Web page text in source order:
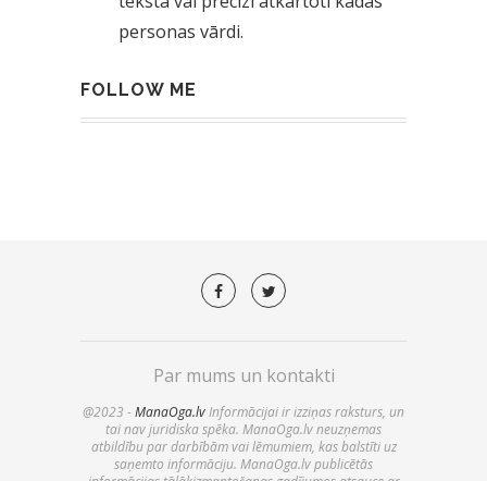
personas vārdi.
FOLLOW ME
Par mums un kontakti
@2023 - ManaOga.lvInformācijai ir izziņas raksturs, un
tai nav juridiska spēka. ManaOga.lv neuzņemas
atbildību par darbībām vai lēmumiem, kas balstīti uz
saņemto informāciju. ManaOga.lv publicētās